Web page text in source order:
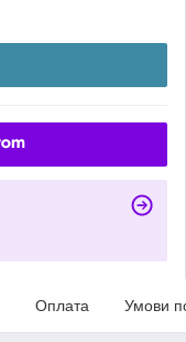
Оплата Умови